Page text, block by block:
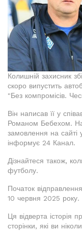
Колишній захисник
скоро випустить
"Без компромісів.
Він написав її у
Романом Бебехом.
замовлення на сайті
інформує 24 Канал.
Дізнайтеся також,
футболу.
Початок
10 червня 2025 року.
Ця відверта історія
сторінки, які ви